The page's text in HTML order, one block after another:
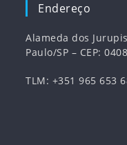
Endereço
Alameda dos
Paulo/SP – CEP:
TLM: +351 965 653